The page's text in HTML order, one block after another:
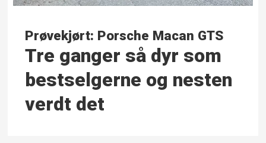
Prøvekjørt: Porsche Macan GTS
Tre ganger så dyr som
bestselgerne og nesten
verdt det